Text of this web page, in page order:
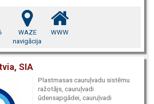
WAZE
navigācija
WWW
SIA
Plastmasas cauruļvadu sistēmu
ražotājs, cauruļvadi
ūdensapgādei, cauruļvadi